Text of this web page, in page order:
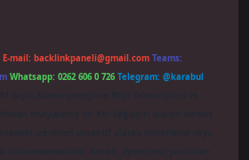
E-mail: backlinkpaneli@gmail.com Teams:
Whatsapp: 0262 606 0 726 Telegram: @karabul